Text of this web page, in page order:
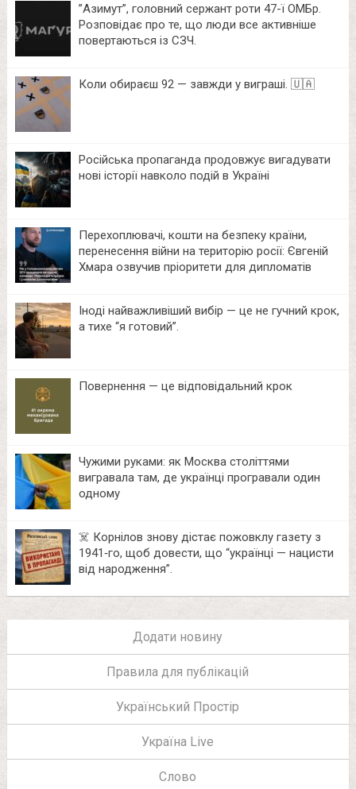
⁨”Азимут”, головний сержант роти 47-ї ОМБр.
Розповідає про те, що люди все активніше
повертаються із СЗЧ.
Коли обираєш 92 — завжди у виграші. 🇺🇦
Російська пропаганда продовжує вигадувати
нові історії навколо подій в Україні
Перехоплювачі, кошти на безпеку країни,
перенесення війни на територію росії: Євгеній
Хмара озвучив пріоритети для дипломатів
Іноді найважливіший вибір — це не гучний крок,
а тихе “я готовий”.
Повернення — це відповідальний крок
Чужими руками: як Москва століттями
вигравала там, де українці програвали один
одному
☠️ Корнілов знову дістає пожовклу газету з
1941‑го, щоб довести, що “українці — нацисти
від народження”.
Додати новину
Правила для публікацій
Український Простір
Україна Live
Слово